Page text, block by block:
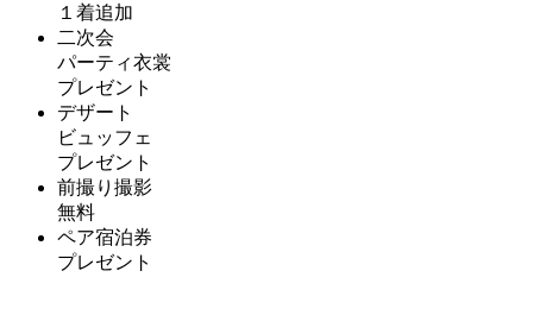
１着追加
二次会
パーティ衣裳
プレゼント
デザート
ビュッフェ
プレゼント
前撮り撮影
無料
ペア宿泊券
プレゼント